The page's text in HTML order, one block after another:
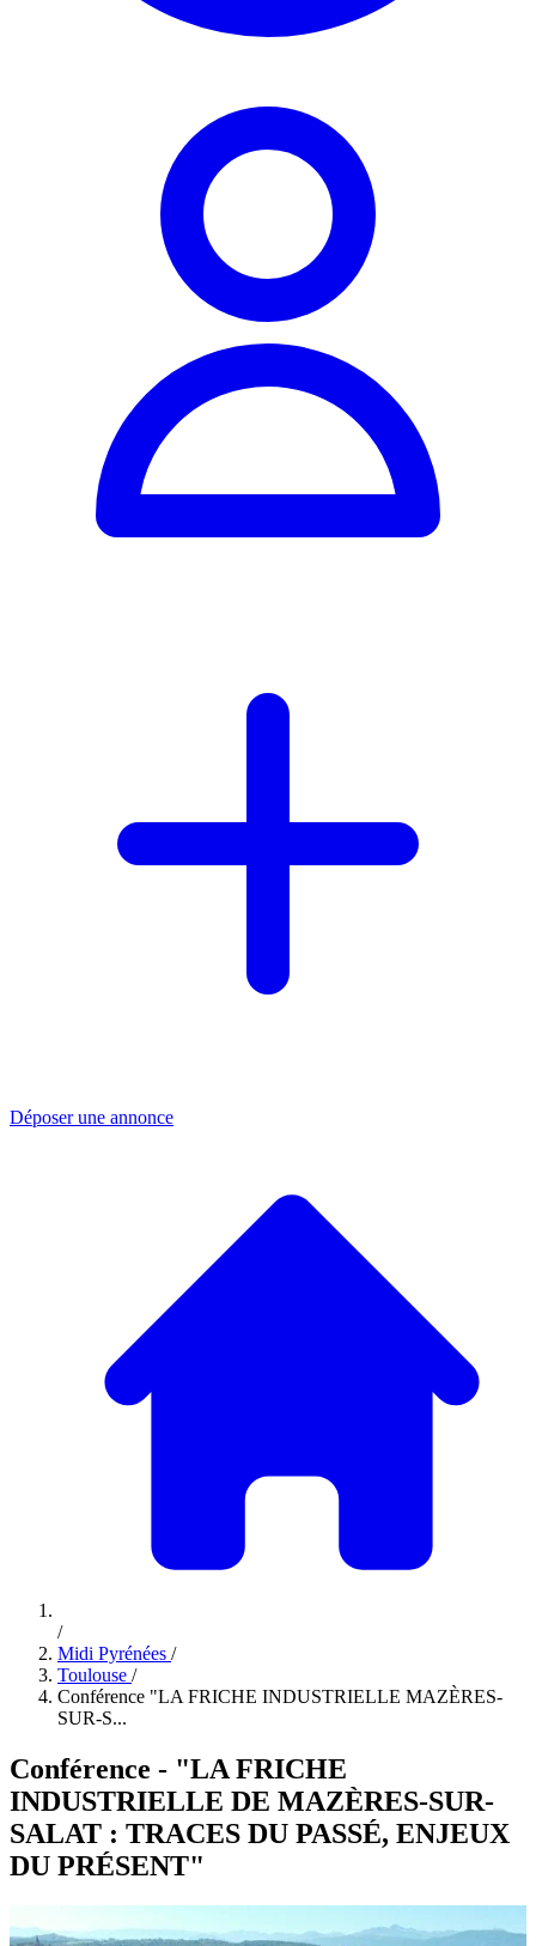
Déposer une annonce
/
Midi Pyrénées /
Toulouse /
Conférence "LA FRICHE INDUSTRIELLE MAZÈRES-
SUR-S...
Conférence - "LA FRICHE
INDUSTRIELLE DE MAZÈRES-SUR-
SALAT : TRACES DU PASSÉ, ENJEUX
DU PRÉSENT"